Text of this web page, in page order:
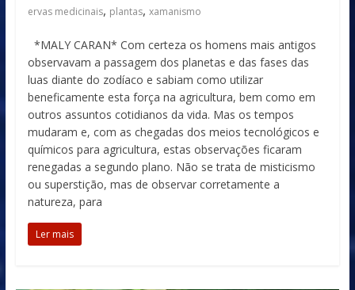
ervas medicinais, plantas, xamanismo
*MALY CARAN* Com certeza os homens mais antigos
observavam a passagem dos planetas e das fases das
luas diante do zodíaco e sabiam como utilizar
beneficamente esta força na agricultura, bem como em
outros assuntos cotidianos da vida. Mas os tempos
mudaram e, com as chegadas dos meios tecnológicos e
químicos para agricultura, estas observações ficaram
renegadas a segundo plano. Não se trata de misticismo
ou superstição, mas de observar corretamente a
natureza, para
Ler mais